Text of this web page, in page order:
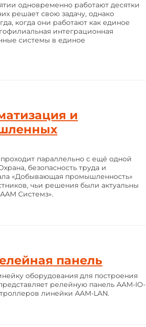
одновременно работают десятки
решает свою задачу, однако
когда они работают как единое
интеграционная
системы в единое
и
параллельно с ещё одной
безопасность труда и
«Добывающая промышленность»
чьи решения были актуальны
Системз».
панель
оборудования для построения
релейную панель AAM-IO-
линейки AAM-LAN.